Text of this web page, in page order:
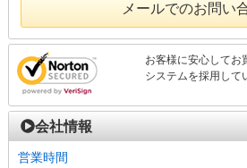
メールでのお問い
お客様に安心してお
システムを採用して
会社情報
営業時間